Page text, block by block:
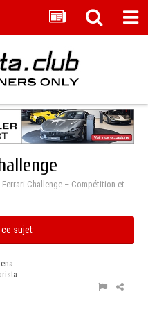
Ferrari Challenge – Compétition et
ce sujet